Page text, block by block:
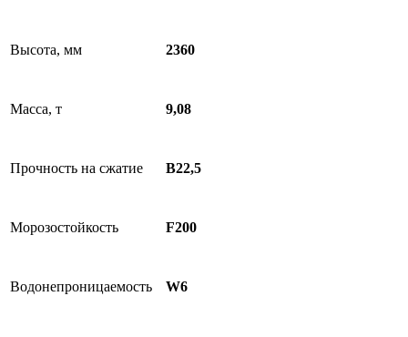
Высота, мм 2360
Масса, т 9,08
Прочность на сжатие B22,5
Морозостойкость F200
Водонепроницаемость W6